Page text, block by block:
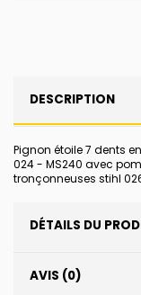
DESCRIPTION
Pignon étoile 7 dents
024 - MS240 avec
tronçonneuses stihl
DÉTAILS DU
AVIS (0)